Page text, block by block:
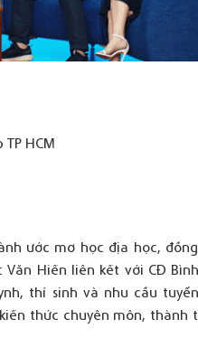
HCM
ước mơ học địa học,
Hiến liên kết với CĐ
thí sinh và nhu cầu
thức chuyên môn, thành